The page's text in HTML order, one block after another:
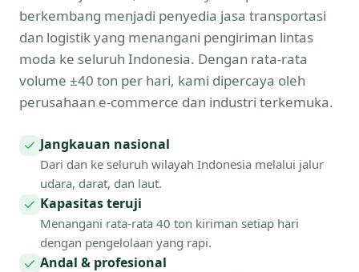
berkembang menjadi penyedia jasa transportasi
dan logistik yang menangani pengiriman lintas
moda ke seluruh Indonesia. Dengan rata-rata
volume ±40 ton per hari, kami dipercaya oleh
perusahaan e-commerce dan industri terkemuka.
Jangkauan nasional
Dari dan ke seluruh wilayah Indonesia melalui jalur
udara, darat, dan laut.
Kapasitas teruji
Menangani rata-rata 40 ton kiriman setiap hari
dengan pengelolaan yang rapi.
Andal & profesional